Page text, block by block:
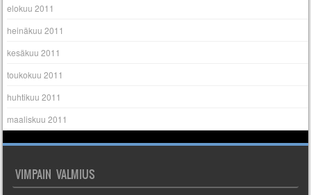
elokuu 2011
heinäkuu 2011
kesäkuu 2011
toukokuu 2011
huhtikuu 2011
maaliskuu 2011
VIMPAIN VALMIUS